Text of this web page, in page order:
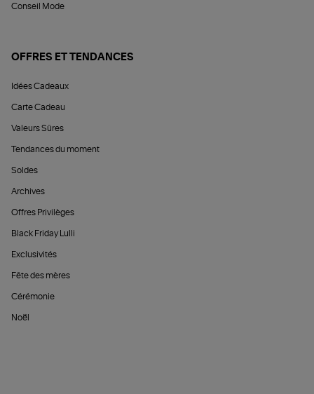
Conseil Mode
OFFRES ET TENDANCES
Idées Cadeaux
Carte Cadeau
Valeurs Sûres
Tendances du moment
Soldes
Archives
Offres Privilèges
Black Friday Lulli
Exclusivités
Fête des mères
Cérémonie
Noël